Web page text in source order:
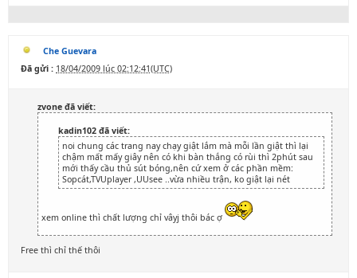
Che Guevara
Đã gửi : 18/04/2009 lúc 02:12:41(UTC)
zvone đã viết:
kadin102 đã viết:
noi chung các trang nay chạy giật lắm mà mỗi lần giật thì lại
chậm mất mấy giây nên có khi bàn thắng có rùi thì 2phút sau
mới thấy cầu thủ sút bóng,nên cứ xem ở các phần mềm:
Sopcát,TVUplayer ,UUsee ..vừa nhiều trận, ko giật lại nét
xem online thì chất lượng chỉ vâyj thôi bác ợ
Free thì chỉ thế thôi